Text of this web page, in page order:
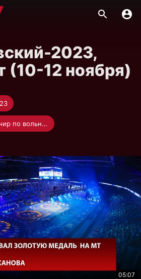
2023,
(10-12 ноября)
Международный турнир по вольной борьбе памяти Шамиля Умаханова — 2023
05:07